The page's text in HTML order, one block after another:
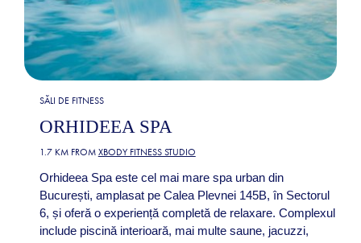
SĂLI DE FITNESS
ORHIDEEA SPA
1.7 KM FROM XBODY FITNESS STUDIO
Orhideea Spa este cel mai mare spa urban din
București, amplasat pe Calea Plevnei 145B, în Sectorul
6, și oferă o experiență completă de relaxare. Complexul
include piscină interioară, mai multe saune, jacuzzi,